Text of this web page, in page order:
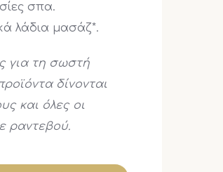
σπα.
λάδια μασάζ*.
για τη σωστή
δίνονται
και όλες οι
ραντεβού.